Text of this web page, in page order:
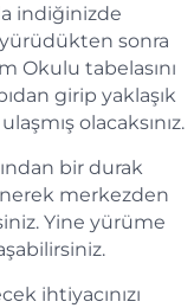
indiğinizde
sonra
Okulu tabelasını
girip yaklaşık
olacaksınız.
bir durak
merkezden
Yine yürüme
ihtiyacınızı